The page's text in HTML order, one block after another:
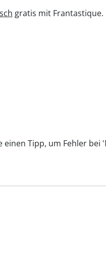
gratis mit Frantastique.
Tipp, um Fehler bei